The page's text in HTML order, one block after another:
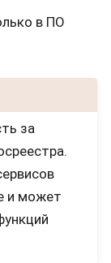
в ПО
за
и может